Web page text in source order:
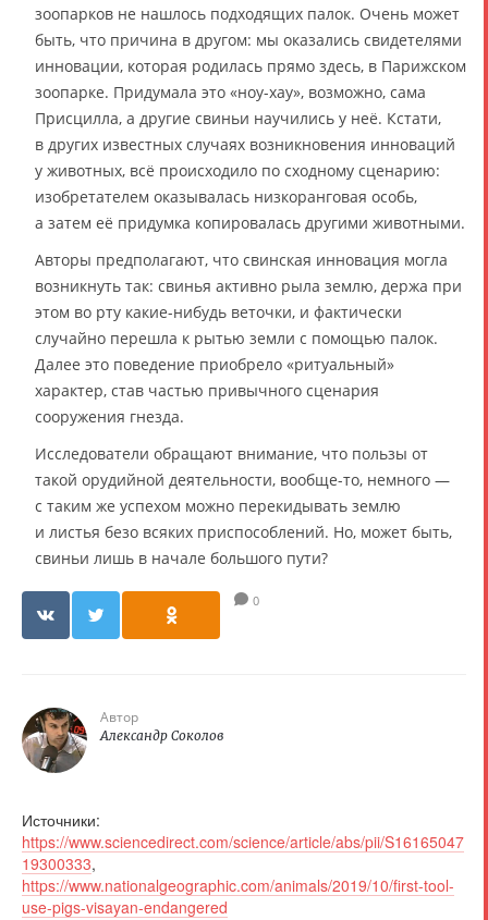
зоопарков не нашлось подходящих палок. Очень может
быть, что причина в другом: мы оказались свидетелями
инновации, которая родилась прямо здесь, в Парижском
зоопарке. Придумала это «ноу-хау», возможно, сама
Присцилла, а другие свиньи научились у неё. Кстати,
в других известных случаях возникновения инноваций
у животных, всё происходило по сходному сценарию:
изобретателем оказывалась низкоранговая особь,
а затем её придумка копировалась другими животными.
Авторы предполагают, что свинская инновация могла
возникнуть так: свинья активно рыла землю, держа при
этом во рту какие-нибудь веточки, и фактически
случайно перешла к рытью земли с помощью палок.
Далее это поведение приобрело «ритуальный»
характер, став частью привычного сценария
сооружения гнезда.
Исследователи обращают внимание, что пользы от
такой орудийной деятельности, вообще-то, немного —
с таким же успехом можно перекидывать землю
и листья безо всяких приспособлений. Но, может быть,
свиньи лишь в начале большого пути?
0
Автор
Александр Соколов
Источники:
https://www.sciencedirect.com/science/article/abs/pii/S16165047
19300333,
https://www.nationalgeographic.com/animals/2019/10/first-tool-
use-pigs-visayan-endangered